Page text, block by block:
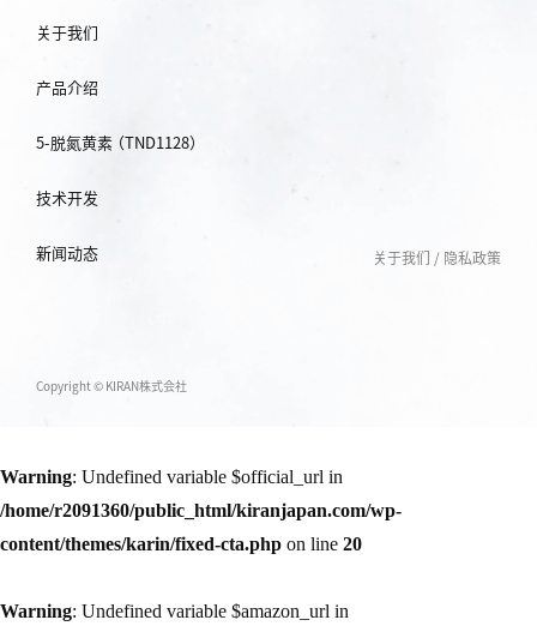
关于我们
产品介绍
5-脱氮黄素 （TND1128）
技术开发
新闻动态 关于我们 / 隐私政策
Copyright © KIRAN株式会社
Warning: Undefined variable $official_url in
/home/r2091360/public_html/kiranjapan.com/wp-
content/themes/karin/fixed-cta.php on line 20
Warning: Undefined variable $amazon_url in